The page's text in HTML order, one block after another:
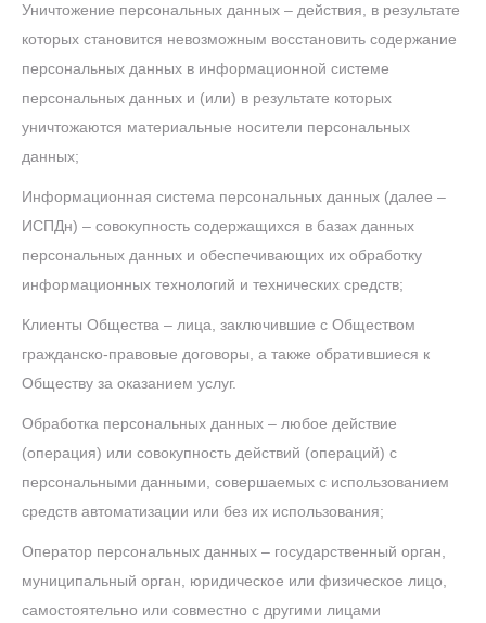
Уничтожение персональных данных – действия, в результате
которых становится невозможным восстановить содержание
персональных данных в информационной системе
персональных данных и (или) в результате которых
уничтожаются материальные носители персональных
данных;
Информационная система персональных данных (далее –
ИСПДн) – совокупность содержащихся в базах данных
персональных данных и обеспечивающих их обработку
информационных технологий и технических средств;
Клиенты Общества – лица, заключившие с Обществом
гражданско-правовые договоры, а также обратившиеся к
Обществу за оказанием услуг.
Обработка персональных данных – любое действие
(операция) или совокупность действий (операций) с
персональными данными, совершаемых с использованием
средств автоматизации или без их использования;
Оператор персональных данных – государственный орган,
муниципальный орган, юридическое или физическое лицо,
самостоятельно или совместно с другими лицами